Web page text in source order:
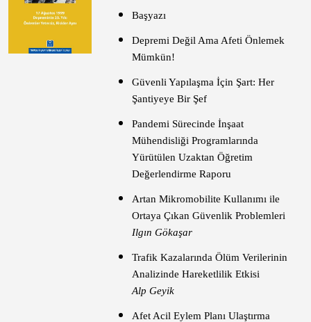
Başyazı
Depremi Değil Ama Afeti Önlemek
Mümkün!
Güvenli Yapılaşma İçin Şart: Her
Şantiyeye Bir Şef
Pandemi Sürecinde İnşaat
Mühendisliği Programlarında
Yürütülen Uzaktan Öğretim
Değerlendirme Raporu
Artan Mikromobilite Kullanımı ile
Ortaya Çıkan Güvenlik Problemleri
Ilgın Gökaşar
Trafik Kazalarında Ölüm Verilerinin
Analizinde Hareketlilik Etkisi
Alp Geyik
Afet Acil Eylem Planı Ulaştırma